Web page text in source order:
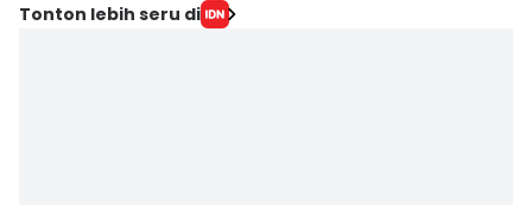
Tonton lebih seru di